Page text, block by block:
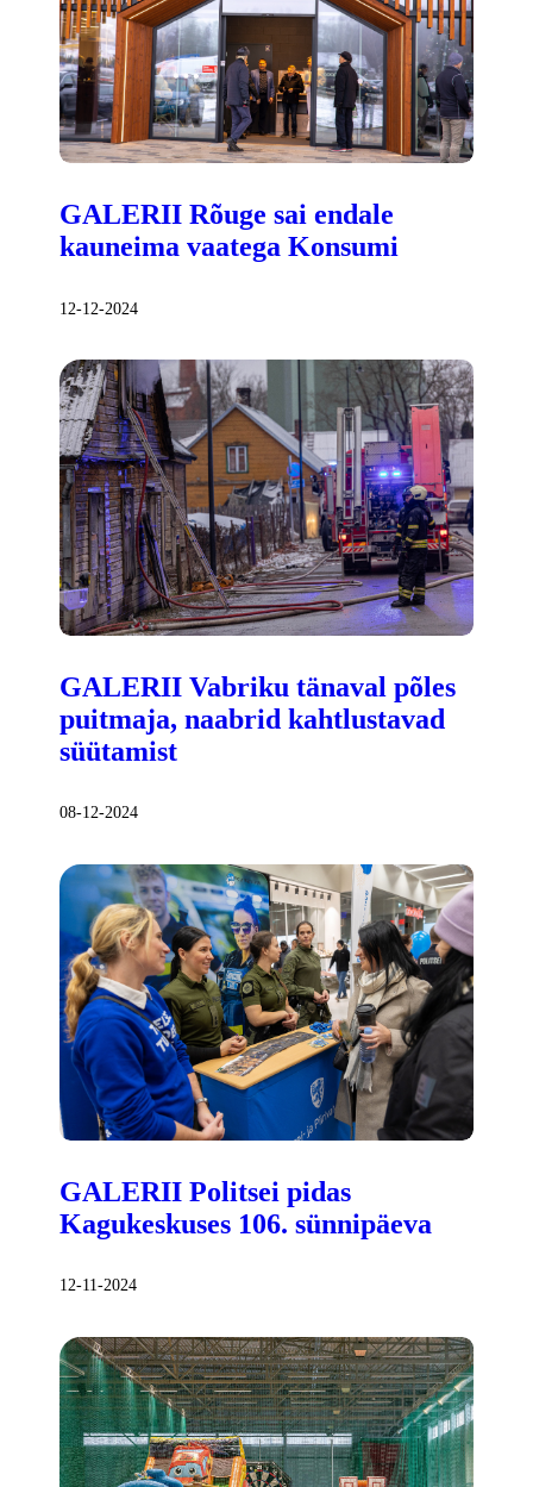
GALERII Rõuge sai endale
kauneima vaatega Konsumi
12-12-2024
GALERII Vabriku tänaval põles
puitmaja, naabrid kahtlustavad
süütamist
08-12-2024
GALERII Politsei pidas
Kagukeskuses 106. sünnipäeva
12-11-2024